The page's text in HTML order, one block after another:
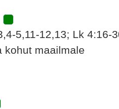
5,11-12,13; Lk 4:16-
kohut maailmale